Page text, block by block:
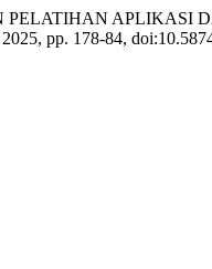
PELATIHAN
pp. 178-84,